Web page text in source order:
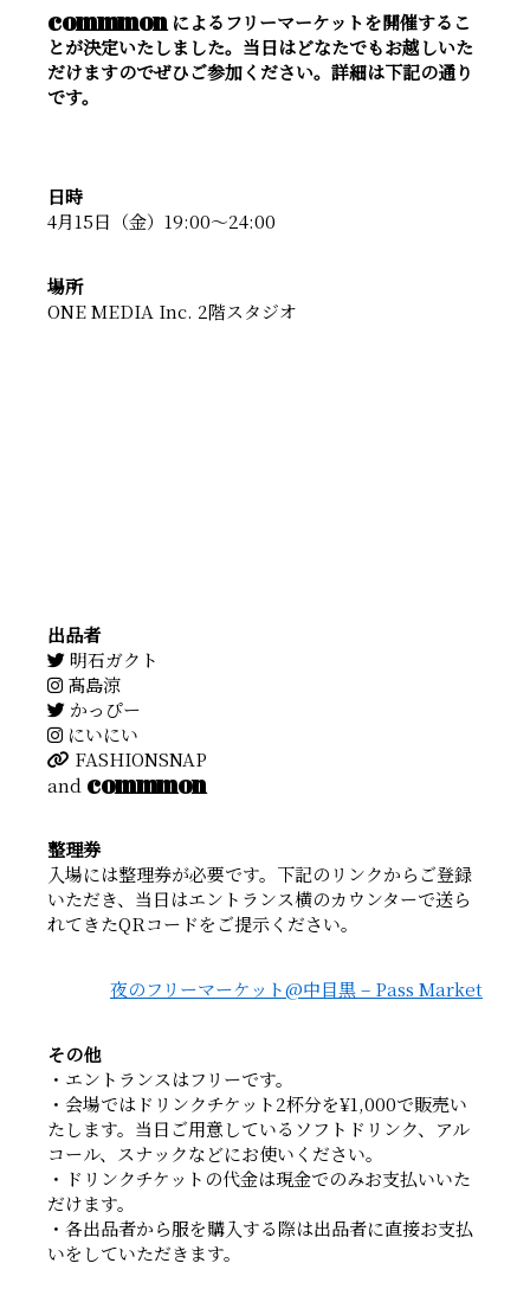
commmon によるフリーマーケットを開催するこ
とが決定いたしました。当日はどなたでもお越しいた
だけますのでぜひご参加ください。詳細は下記の通り
です。
日時
4月15日（金）19:00〜24:00
場所
ONE MEDIA Inc. 2階スタジオ
出品者
明石ガクト
髙島涼
かっぴー
にいにい
FASHIONSNAP
and commmon
整理券
入場には整理券が必要です。下記のリンクからご登録
いただき、当日はエントランス横のカウンターで送ら
れてきたQRコードをご提示ください。
夜のフリーマーケット@中目黒 – Pass Market
その他
・エントランスはフリーです。
・会場ではドリンクチケット2杯分を¥1,000で販売い
たします。当日ご用意しているソフトドリンク、アル
コール、スナックなどにお使いください。
・ドリンクチケットの代金は現金でのみお支払いいた
だけます。
・各出品者から服を購入する際は出品者に直接お支払
いをしていただきます。